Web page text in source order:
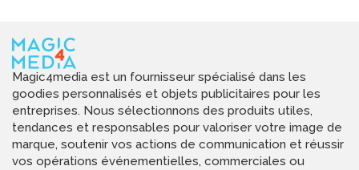
Magic4media est un fournisseur spécialisé dans les
goodies personnalisés et objets publicitaires pour les
entreprises. Nous sélectionnons des produits utiles,
tendances et responsables pour valoriser votre image de
marque, soutenir vos actions de communication et réussir
vos opérations événementielles, commerciales ou